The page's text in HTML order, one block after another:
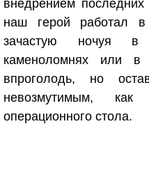
внедрением
наш герой работал
зачастую ночуя в
каменоломнях или
впроголодь, но
невозмутимым,
операционного стола.